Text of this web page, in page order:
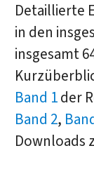
Detaillierte
in den
insgesamt
Band 1der
Band 2,
Downloads